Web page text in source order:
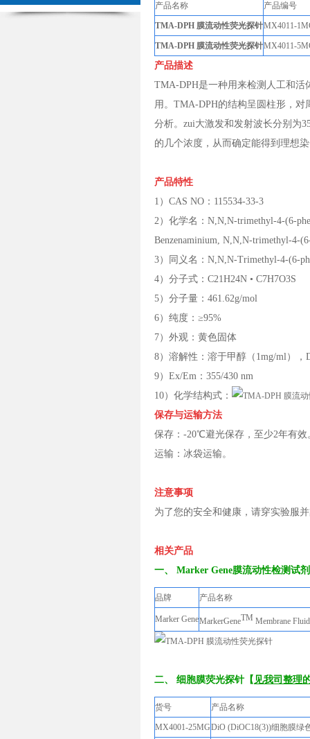
产品名称 产品编
TMA-DPH 膜流动性荧光探针MX4011-
TMA-DPH 膜流动性荧光探针MX4011-
产品描述
TMA-DPH是一种用来检测人工和
用。TMA-DPH的结构呈圆柱形，
分析。zui大激发和发射波长分别为
的几个浓度，从而确定能得到理想
产品特性
1）CAS NO：115534-33-3
2）化学名：N,N,N-trimethyl-4-(6-
Benzenaminium, N,N,N-trimethyl-4-
3）同义名：N,N,N-Trimethyl-4-(6-
4）分子式：C21H24N • C7H7O3S
5）分子量：461.62g/mol
6）纯度：≥95%
7）外观：黄色固体
8）溶解性：溶于甲醇（1mg/ml），
9）Ex/Em：355/430 nm
10）化学结构式：
保存与运输方法
保存：-20℃避光保存，至少2年有效
运输：冰袋运输。
注意事项
为了您的安全和健康，请穿实验服
相关产品
一、 Marker Gene膜流动性检测试
品牌 产品
Marker GeneMarkerGeneTM Membrane
二、 细胞膜荧光探针【 见我司整理
货号 产品
MX4001-25MGDiO (DiOC18(3))细胞膜绿